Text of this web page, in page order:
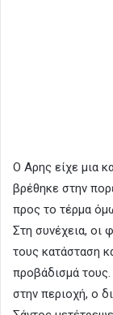
Ο Αρης είχε μια
βρέθηκε στην
προς το τέρμα
Στη συνέχεια, οι
τους κατάσταση
προβάδισμά
στην περιοχή, ο